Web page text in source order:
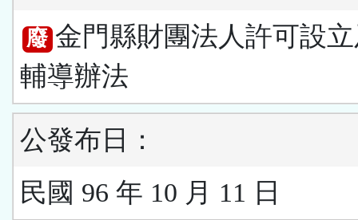
廢 金門縣財團法人許可設
輔導辦法
公發布日：
民國 96 年 10 月 11 日